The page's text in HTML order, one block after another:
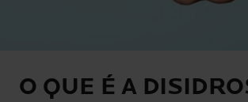
O QUE É A